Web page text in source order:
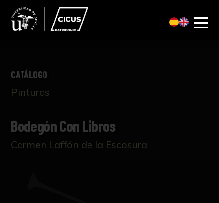
CATÁLOGO
Pinturas
Bodegón Con Libros
Carmen Laffón de la Escosura